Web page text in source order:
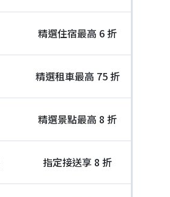
精選住宿最高 6 折
精選租車最高 75 折
精選景點最高 8 折
指定接送享 8 折